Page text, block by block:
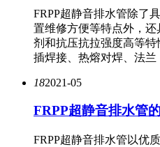
FRPP超静音排水管除了
置维修方便等特点外，
剂和抗压抗拉强度高等
插焊接、热熔对焊、法兰
182021-05
FRPP超静音排水管
FRPP超静音排水管以优